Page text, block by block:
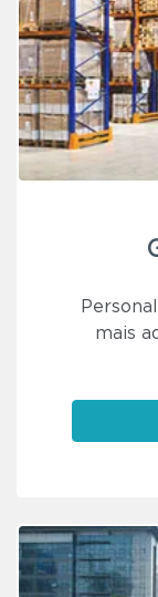
mais